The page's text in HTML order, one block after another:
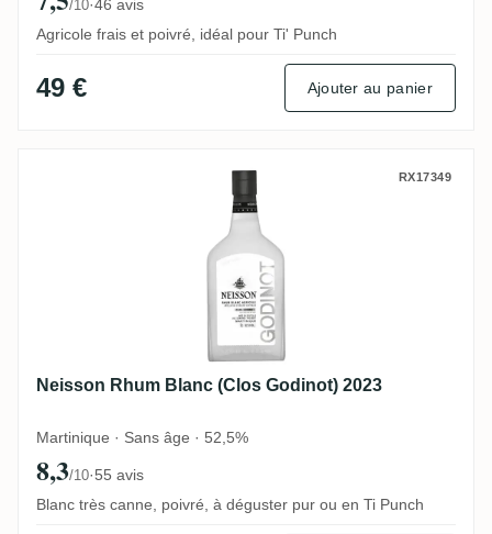
/10·46 avis
Agricole frais et poivré, idéal pour Ti' Punch
49 € Ajouter au panier
Neisson Rhum Blanc (Clos Godinot) 2023
RX17349
Neisson Rhum Blanc (Clos Godinot) 2023
Martinique · Sans âge · 52,5%
8,3/10·55 avis
Blanc très canne, poivré, à déguster pur ou en Ti Punch